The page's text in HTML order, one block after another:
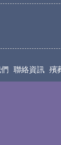
聯絡資訊 殯